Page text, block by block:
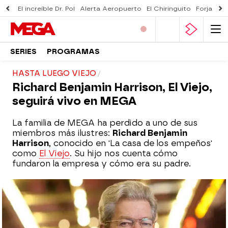
El increíble Dr. Pol Alerta Aeropuerto El Chiringuito Forjado
SERIES PROGRAMAS
HASTA LUEGO VIEJO
Richard Benjamin Harrison, El Viejo,
seguirá vivo en MEGA
La familia de MEGA ha perdido a uno de sus
miembros más ilustres: Richard Benjamin
Harrison, conocido en 'La casa de los empeños'
como El Viejo. Su hijo nos cuenta cómo
fundaron la empresa y cómo era su padre.